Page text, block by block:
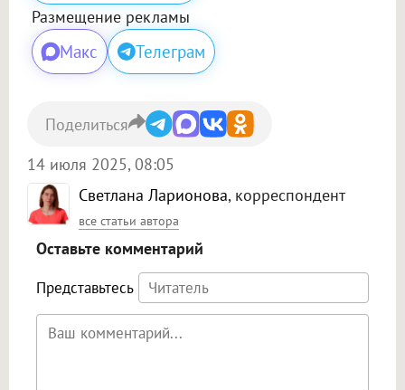
Размещение рекламы
Макс Телеграм
Светлана Ларионова, корреспондент
все статьи автора
14 июля 2025, 08:05
Поделиться
Оставьте комментарий
Представьтесь